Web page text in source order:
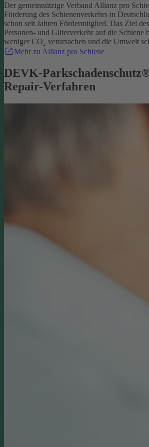
Der gemeinnützige Verband Allianz pro
Förderung des Schienenverkehrs in
schon seit Jahren Fördermitglied. Das Ziel
Personen- und Güterverkehr auf die Schiene
weniger CO₂ verursachen und die Umwelt
Mehr zu Allianz pro Schiene
DEVK-
Repair-Verfahren